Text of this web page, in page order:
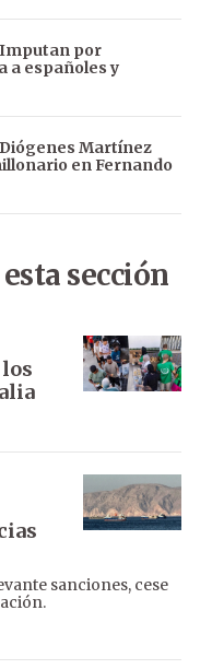
Imputan por
a españoles y
Martínez
en Fernando
sección
sanciones, cese